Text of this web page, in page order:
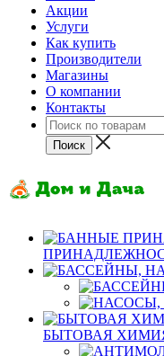
Акции
Услуги
Как купить
Производители
Магазины
О компании
Контакты
БЫТОВАЯ